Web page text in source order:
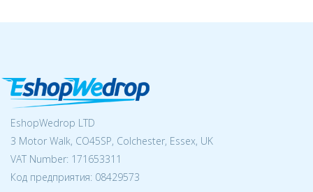
EshopWedrop LTD
3 Motor Walk, CO45SP, Colchester, Essex, UK
VAT Number: 171653311
Код предприятия: 08429573